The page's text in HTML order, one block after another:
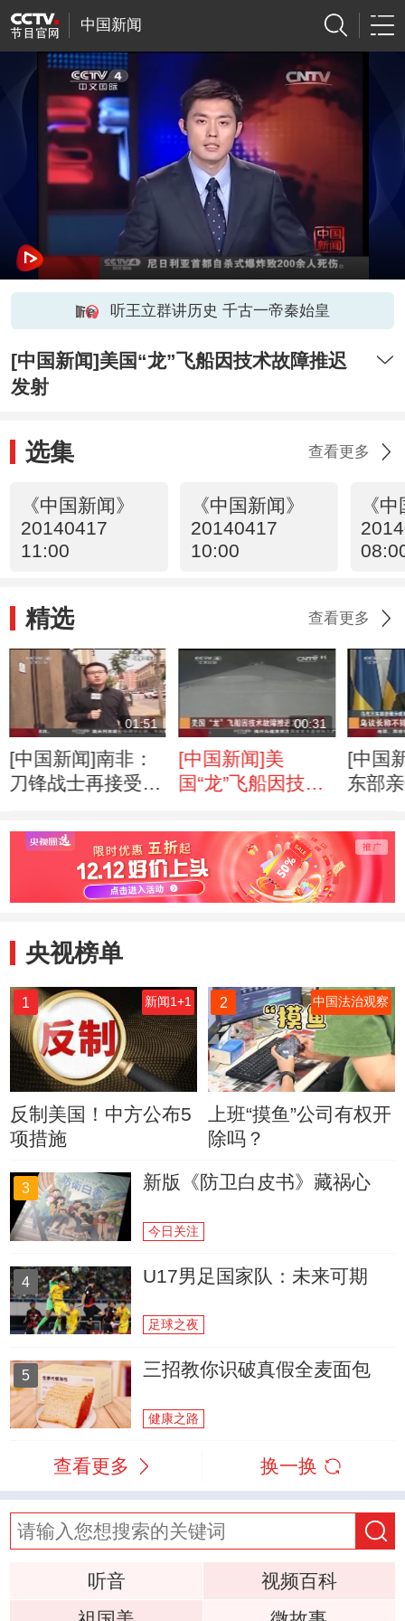
中国新闻
听王立群讲历史 千古一帝秦始皇
[中国新闻]美国“龙”飞船因技术故障推迟
发射
选集 查看更多
《中国新闻》
20140417
11:00
《中国新闻》
20140417
10:00
《
精选 查看更多
01:51
[中国新闻]南非：
刀锋战士再接受盘
00:31
[中国新闻]美
国“龙”飞船因技术
[中国
东部
排除
来
央视榜单
1 新闻1+1
反制美国！中方公布5
项措施
2 中国法治观察
上班“摸鱼”公司有权开
除吗？
3 新版《防卫白皮书》藏祸心
今日关注
4 U17男足国家队：未来可期
足球之夜
5 三招教你识破真假全麦面包
健康之路
查看更多 换一换
听音
视频百科